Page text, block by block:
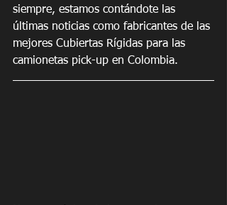
siempre, estamos contándote las
últimas noticias como fabricantes de las
mejores Cubiertas Rígidas para las
camionetas pick-up en Colombia.